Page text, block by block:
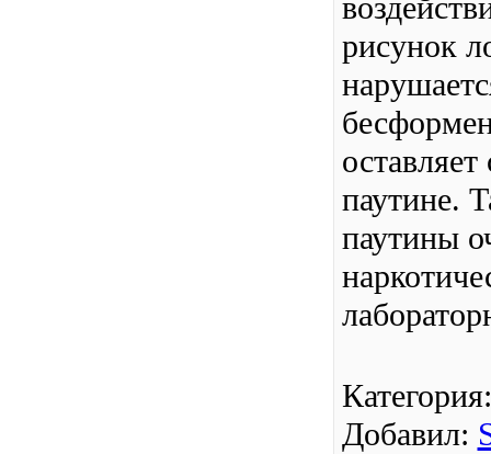
рисунок
паутине.
паутины
Категория
Добавил: